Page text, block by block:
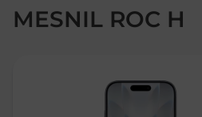
MESNIL ROC H